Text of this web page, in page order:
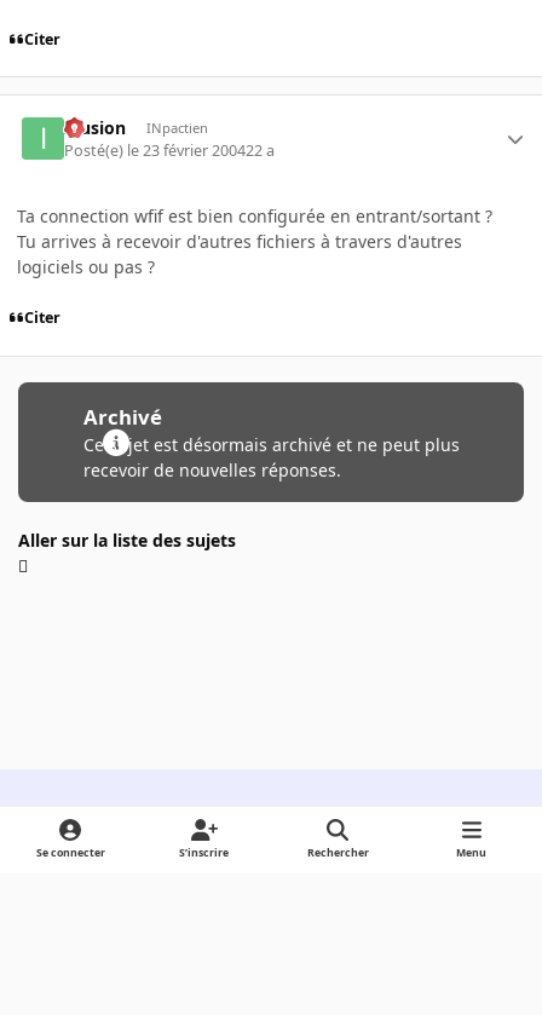
Citer
Illusion INpactien
Posté(e) le 23 février 200422 a
Ta connection wfif est bien configurée en entrant/sortant ?
Tu arrives à recevoir d'autres fichiers à travers d'autres
logiciels ou pas ?
Citer
Archivé
Ce sujet est désormais archivé et ne peut plus
recevoir de nouvelles réponses.
Aller sur la liste des sujets
Light ModeDark ModeSystem Preference
Se connecter S’inscrire Rechercher Menu